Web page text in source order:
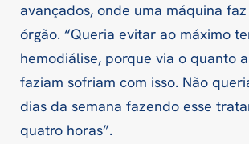
avançados, onde uma máquina
órgão. “Queria evitar ao máximo
hemodiálise, porque via o quanto
faziam sofriam com isso. Não
dias da semana fazendo esse
quatro horas”.